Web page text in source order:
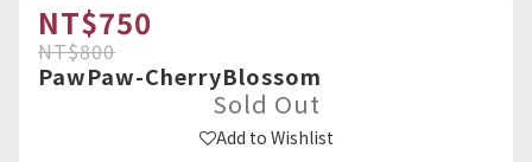
NT$750
NT$800
PawPaw-CherryBlossom
Sold Out
Add to Wishlist